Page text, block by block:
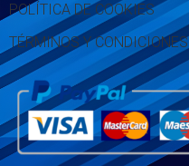
POLÍTICA DE COOKIES
TÉRMINOS Y CONDICIONES